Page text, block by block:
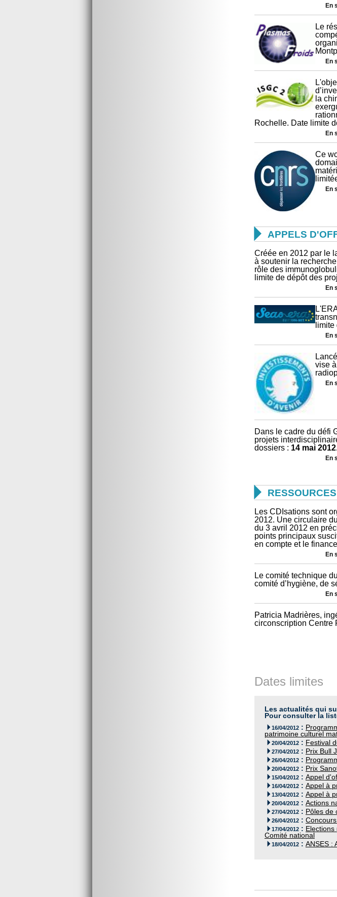
En
Le
En
la
Rochelle. Date limite
En
Ce
En
 APPELS
Créée en 2012 par le
à soutenir la
rôle des
limite de dépôt des
En
En
vise
En
Dans le cadre du défi
projets
dossiers : 14 mai 2012.
En

Les CDIsations sont
2012. Une circulaire
du 3 avril 2012 en
points principaux
en compte et le
En
Le comité technique
comité d’hygiène, de
En
Patricia Madrières,
circonscription Centre
Dates limites
Les actualités qui
Pour consulter la
16/04/2012 :
patrimoine culturel
20/04/2012 : Festival
27/04/2012 : Prix Bull
26/04/2012 :
20/04/2012 : Prix
15/04/2012 : Appel
16/04/2012 : Appel à
13/04/2012 : Appel à
20/04/2012 : Actions
27/04/2012 : Pôles de
26/04/2012 :
17/04/2012 :
Comité national
18/04/2012 : ANSES :